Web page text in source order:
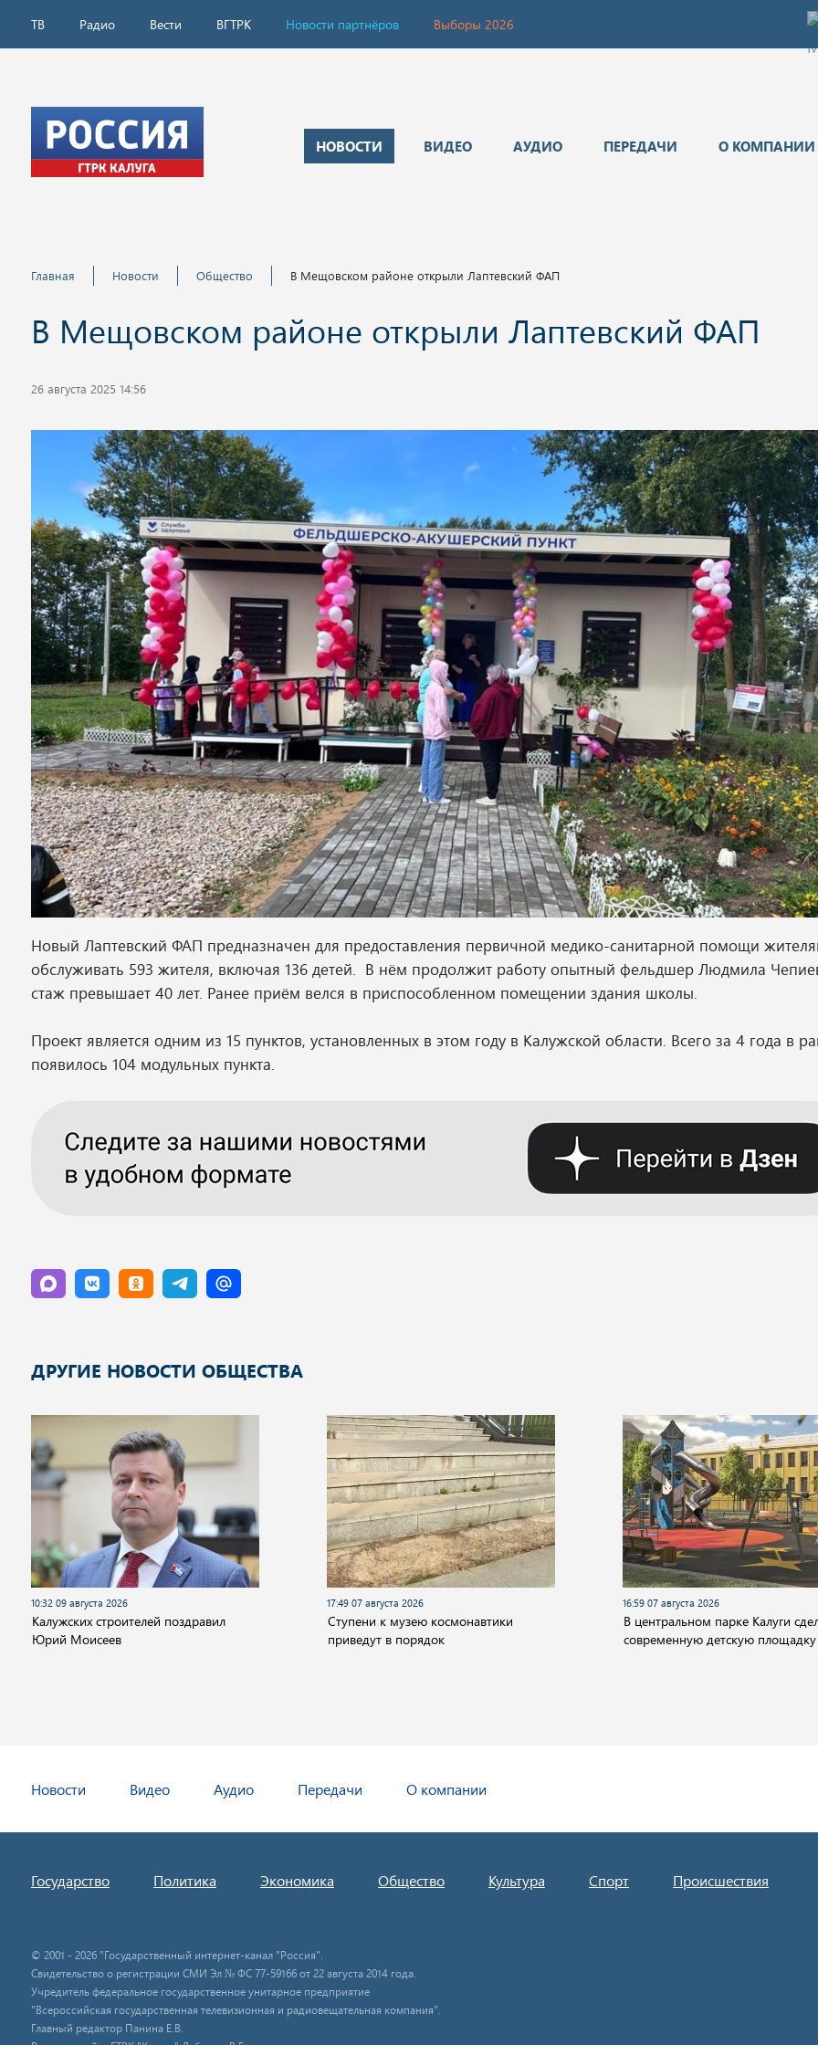
ТВ Радио Вести ВГТРК Новости партнёров Выборы 2026
НОВОСТИ ВИДЕО АУДИО ПЕРЕДАЧИ О КОМПАНИИ
Главная Новости Общество В Мещовском районе открыли Лаптевский ФАП
В Мещовском районе открыли Лаптевский ФАП
26 августа 2025 14:56
Новый Лаптевский ФАП предназначен для предоставления первичной медико-санитарной помощи
обслуживать 593 жителя, включая 136 детей. В нём продолжит работу опытный фельдшер Людмила
стаж превышает 40 лет. Ранее приём велся в приспособленном помещении здания школы.
Проект является одним из 15 пунктов, установленных в этом году в Калужской области. Всего за 4 года в
появилось 104 модульных пункта.
ДРУГИЕ НОВОСТИ ОБЩЕСТВА
10:32 09 августа 2026
Калужских строителей поздравил
Юрий Моисеев
17:49 07 августа 2026
Cтупени к музею космонавтики
приведут в порядок
16:59 07 августа 2026
В центральном парке Калуги
современную детскую площадку
Новости Видео Аудио Передачи О компании
Государство Политика Экономика Общество Культура Спорт Происшествия
© 2001 - 2026 "Государственный интернет-канал "Россия".
Свидетельство о регистрации СМИ Эл № ФС 77-59166 от 22 августа 2014 года.
Учредитель федеральное государственное унитарное предприятие
"Всероссийская государственная телевизионная и радиовещательная компания".
Главный редактор Панина Е.В.